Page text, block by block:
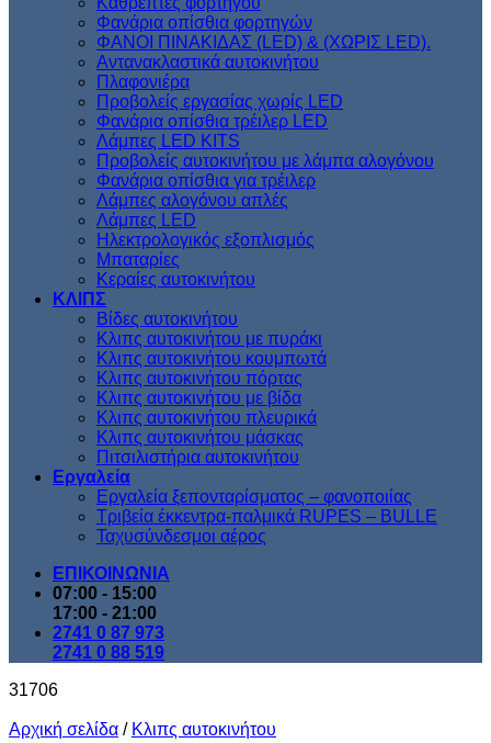
Φανάρια οπίσθια φορτηγών
ΦΑΝΟΙ ΠΙΝΑΚΙΔΑΣ (LED) & (XΩΡΙΣ LED).
Aντανακλαστικά αυτοκινήτου
Πλαφονιέρα
Προβολείς εργασίας χωρίς LED
Φανάρια οπίσθια τρέιλερ LED
Λάμπες LED KITS
Προβολείς αυτοκινήτου με λάμπα αλογόνου
Φανάρια οπίσθια για τρέιλερ
Λάμπες αλογόνου απλές
Λάμπες LED
Ηλεκτρολογικός εξοπλισμός
Μπαταρίες
Κεραίες αυτοκινήτου
ΚΛΙΠΣ
Βίδες αυτοκινήτου
Kλιπς αυτοκινήτου με πυράκι
Kλιπς αυτοκινήτου κουμπωτά
Κλιπς αυτοκινήτου πόρτας
Κλιπς αυτοκινήτου με βίδα
Kλιπς αυτοκινήτου πλευρικά
Kλιπς αυτοκινήτου μάσκας
Πιτσιλιστήρια αυτοκινήτου
Εργαλεία
Εργαλεία ξεπονταρίσματος – φανοποιίας
Τριβεία έκκεντρα-παλμικά RUPES – BULLE
Ταχυσύνδεσμοι αέρος
ΕΠΙΚΟΙΝΩΝΙΑ
07:00 - 15:00
17:00 - 21:00
2741 0 87 973
2741 0 88 519
31706
Αρχική σελίδα / Κλιπς αυτοκινήτου